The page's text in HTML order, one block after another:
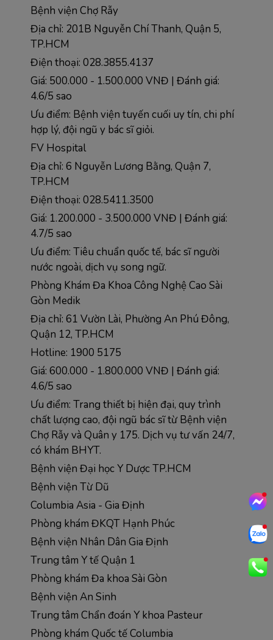
Bệnh viện Chợ Rẫy
Địa chỉ: 201B Nguyễn Chí Thanh, Quận 5,
TP.HCM
Điện thoại: 028.3855.4137
Giá: 500.000 - 1.500.000 VNĐ | Đánh giá:
4.6/5 sao
Ưu điểm: Bệnh viện tuyến cuối uy tín, chi phí
hợp lý, đội ngũ y bác sĩ giỏi.
FV Hospital
Địa chỉ: 6 Nguyễn Lương Bằng, Quận 7,
TP.HCM
Điện thoại: 028.5411.3500
Giá: 1.200.000 - 3.500.000 VNĐ | Đánh giá:
4.7/5 sao
Ưu điểm: Tiêu chuẩn quốc tế, bác sĩ người
nước ngoài, dịch vụ song ngữ.
Phòng Khám Đa Khoa Công Nghệ Cao Sài
Gòn Medik
Địa chỉ: 61 Vườn Lài, Phường An Phú Đông,
Quận 12, TP.HCM
Hotline: 1900 5175
Giá: 600.000 - 1.800.000 VNĐ | Đánh giá:
4.6/5 sao
Ưu điểm: Trang thiết bị hiện đại, quy trình
chất lượng cao, đội ngũ bác sĩ từ Bệnh viện
Chợ Rẫy và Quân y 175. Dịch vụ tư vấn 24/7,
có khám BHYT.
Bệnh viện Đại học Y Dược TP.HCM
Bệnh viện Từ Dũ
Columbia Asia - Gia Định
Phòng khám ĐKQT Hạnh Phúc
Bệnh viện Nhân Dân Gia Định
Trung tâm Y tế Quận 1
Phòng khám Đa khoa Sài Gòn
Bệnh viện An Sinh
Trung tâm Chẩn đoán Y khoa Pasteur
Phòng khám Quốc tế Columbia